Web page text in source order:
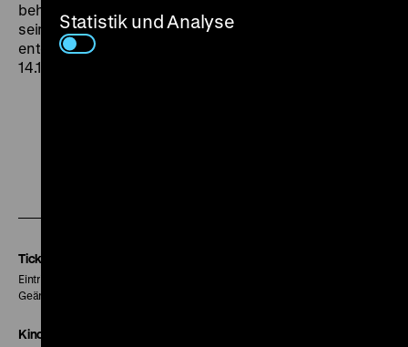
behäbig auskostet und sich träge wie der Gelbe Fluß in
seinem Bette dahinwälzt, der Endstation Tränendrüse
entgegen“ (Wolfgang Ebert,
14.11.1956). (fl)
Tickets
Eintritt 5 €
Geänderte Preise sind im Programm vermerkt.
Kinokasse
Statistik und Analyse